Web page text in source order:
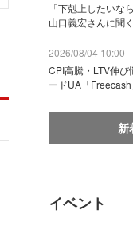
「下剋上したいな
山口義宏さんに聞
2026/08/04 10:00
CPI高騰・LTV伸
ードUA「
新
イベント